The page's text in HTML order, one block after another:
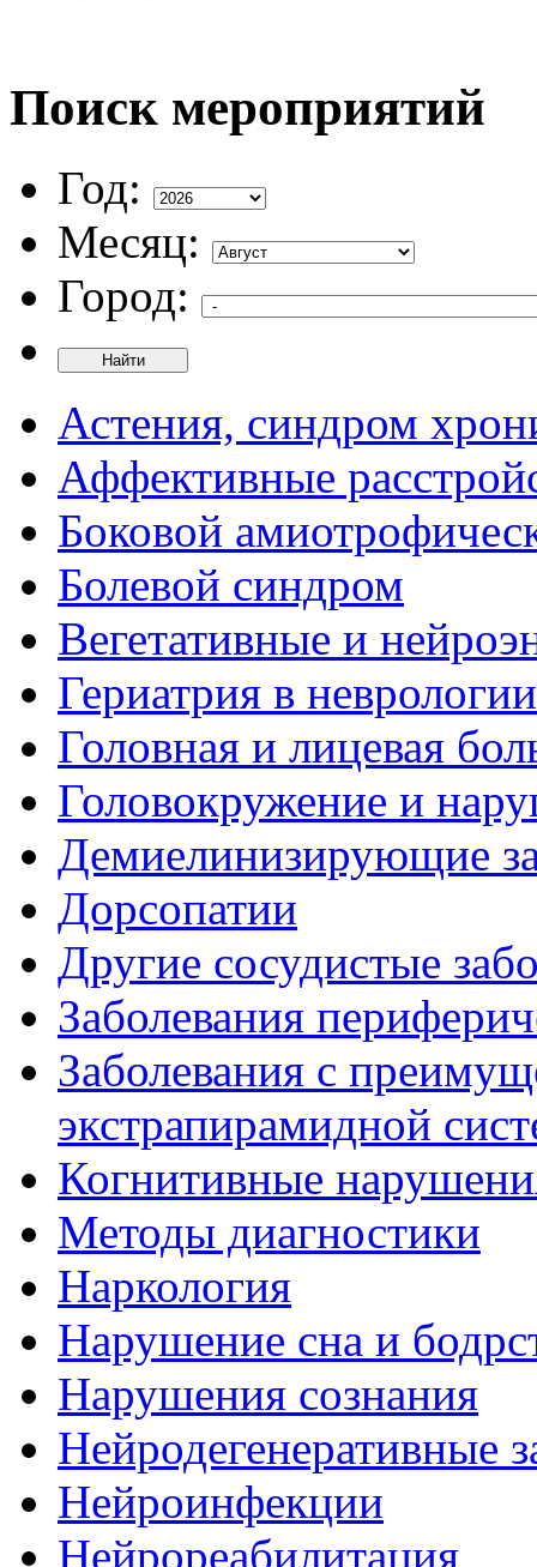
Поиск мероприятий
Год:
Месяц:
Город:
Найти
Астения, синдром
Аффективные
Боковой
Болевой синдром
Вегетативные и
Гериатрия в неврологии
Головная и лицевая
Головокружение и
Демиелинизирующие
Дорсопатии
Другие сосудистые
Заболевания
Заболевания с
экстрапирамидной
Когнитивные
Методы диагностики
Наркология
Нарушение сна и
Нарушения сознания
Нейродегенеративные
Нейроинфекции
Нейрореабилитация